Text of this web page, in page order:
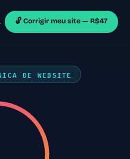
/Sites React/
🔓 Corrigir meu site — R$47
DE WEBSITE